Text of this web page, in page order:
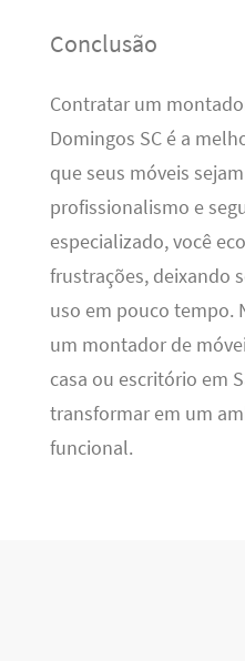
Conclusão
Contratar um
Domingos SC é a
que seus móveis
profissionalismo e
especializado, você
frustrações, deixando
uso em pouco tempo.
um montador de
casa ou escritório em
transformar em um
funcional.